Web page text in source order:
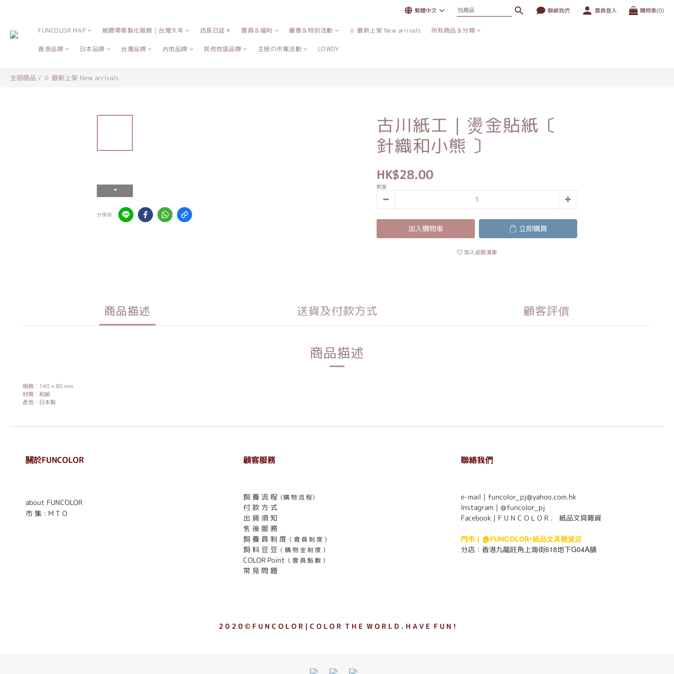
繁體中文 聯絡我們 會員登入 購物車(0)
FUNCOLOR MAP 紙膠帶客製化服務｜台灣大年 店長日誌＊ 會員＆福利 優惠＆特別活動 ⇪ 最新上架 New arrivals 所有商品＆分類
香港品牌 日本品牌 台灣品牌 內地品牌 其他地區品牌 主辦の市集活動 LOWDY
全部商品 / ⇪ 最新上架 New arrivals
分享到
古川紙工｜燙金貼紙〔
針織和小熊 〕
HK$28.00
數量
加入購物車 立即購買
加入追蹤清單
商品描述 送貨及付款方式 顧客評價
商品描述
規格：140 × 80 mm
材質：和紙
產地：日本製
關於FUNCOLOR
about FUNCOLOR
市 集 : M T O
顧客服務
飼 養 流 程 （購 物 流 程）
付 款 方 式
出 貨 須 知
售 後 服 務
飼 養 員 制 度 （ 會 員 制 度 ）
飼 料 豆 豆 （ 購 物 金 制 度 ）
COLOR Point （ 會 員 點 數 ）
常 見 問 題
聯絡我們
e-mail｜funcolor_pj@yahoo.com.hk
Instagram｜ @funcolor_pj
Facebook｜ F U N C O L O R ． 紙品文具雜貨
門市｜ 🏠FUNCOLOR•紙品文具雜貨店
分店： 香港九龍旺角上海街618地下G04A舖
2 0 2 0 © F U N C O L O R｜C O L O R T H E W O R L D . H A V E F U N !